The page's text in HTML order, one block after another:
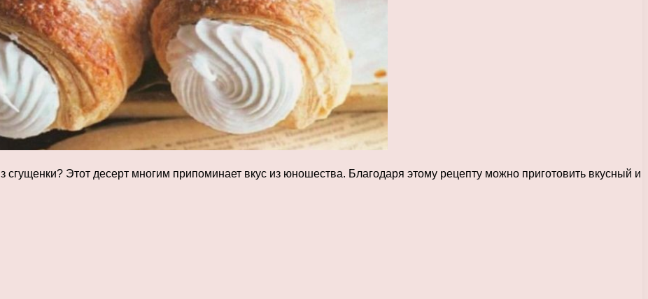
сгущенки? Этот десерт многим припоминает вкус из юношества. Благодаря этому рецепту можно приготовить вкусный и